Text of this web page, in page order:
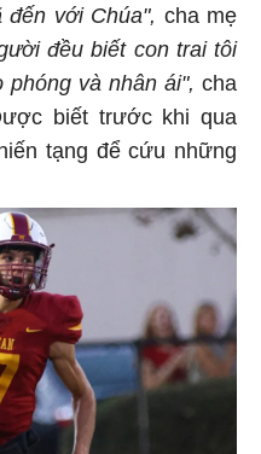
đến với Chúa", cha mẹ
đều biết con trai tôi
và nhân ái", cha
biết trước khi qua
tạng để cứu những